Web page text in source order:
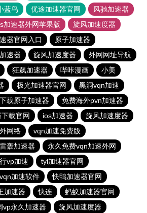
蓝鸟 优途加速器官网
风驰加速器
加速器外网苹果版
旋风加速度器
器官网入口
原子加速器
速器 旋风加速度器
外网网址导航
狂飙加速器 哔咔漫画
小美
极光加速器官网
黑洞vqn加速
下载原子加速器
免费海外pvn加速器
载官网
ios加速器
旋风加速度器
网络
vqn加速免费版
雷轰加速器
永久免费vqn加速外网
vp加速
tyl加速器官网
加速软件
快鸭加速器官网
加速器 快连
蚂蚁加速器官网
vp永久加速器 旋风加速度器